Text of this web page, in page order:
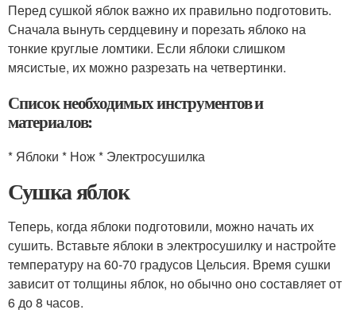
Перед сушкой яблок важно их правильно подготовить.
Сначала вынуть сердцевину и порезать яблоко на
тонкие круглые ломтики. Если яблоки слишком
мясистые, их можно разрезать на четвертинки.
Список необходимых инструментов и
материалов:
* Яблоки * Нож * Электросушилка
Сушка яблок
Теперь, когда яблоки подготовили, можно начать их
сушить. Вставьте яблоки в электросушилку и настройте
температуру на 60-70 градусов Цельсия. Время сушки
зависит от толщины яблок, но обычно оно составляет от
6 до 8 часов.